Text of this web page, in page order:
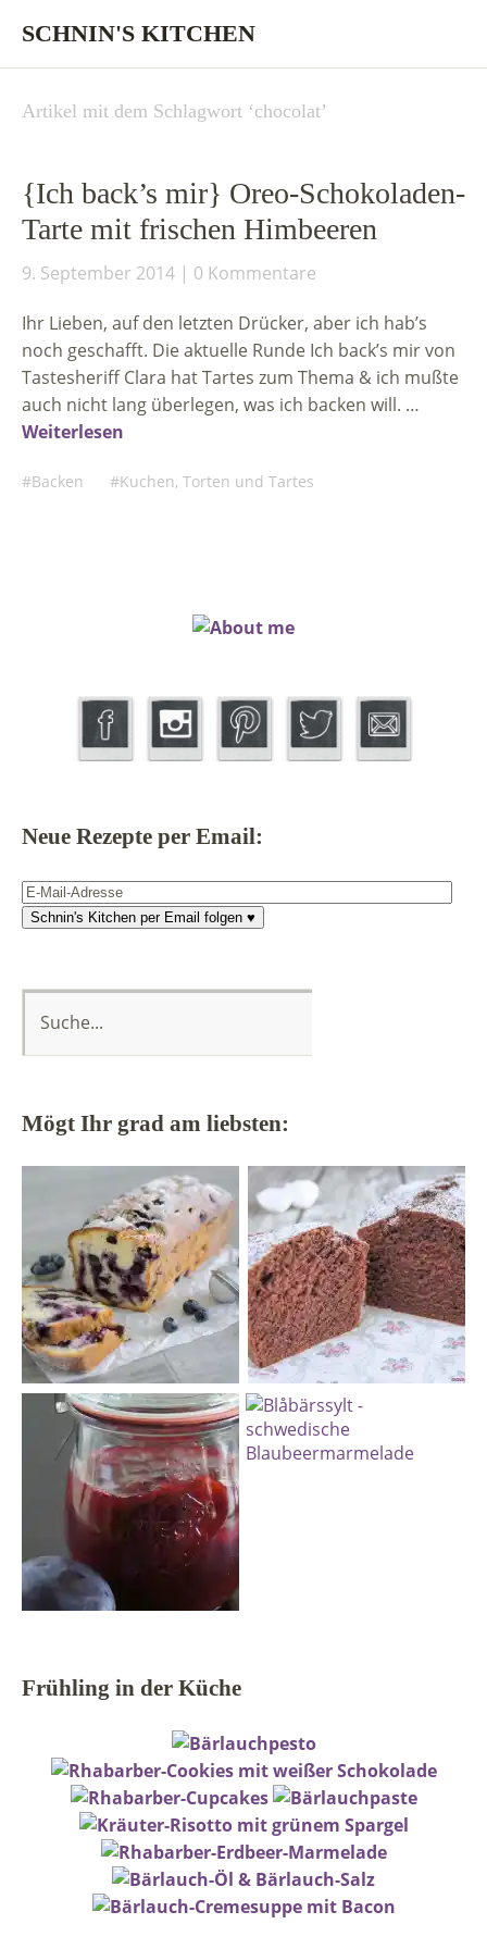
SCHNIN'S KITCHEN
Artikel mit dem Schlagwort ‘chocolat’
{Ich back’s mir} Oreo-Schokoladen-
Tarte mit frischen Himbeeren
9. September 2014 0 Kommentare
Ihr Lieben, auf den letzten Drücker, aber ich hab’s
noch geschafft. Die aktuelle Runde Ich back’s mir von
Tastesheriff Clara hat Tartes zum Thema & ich mußte
auch nicht lang überlegen, was ich backen will. …
Weiterlesen
Backen Kuchen, Torten und Tartes
Neue Rezepte per Email:
E-
Mail-
Schnin's Kitchen per Email folgen ♥
Mögt Ihr grad am liebsten:
Frühling in der Küche